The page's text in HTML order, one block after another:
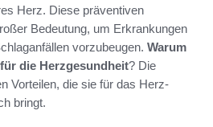
Herz. Diese präventiven
Bedeutung, um Erkrankungen
vorzubeugen. Warum
die Herzgesundheit? Die
Vorteilen, die sie für das Herz-
bringt.